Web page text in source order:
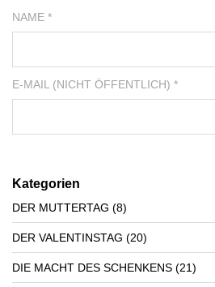
NAME *
E-MAIL (NICHT ÖFFENTLICH) *
Kategorien
DER MUTTERTAG (8)
DER VALENTINSTAG (20)
DIE MACHT DES SCHENKENS (21)